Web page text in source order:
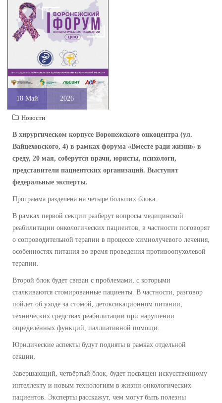
18 Май 2026
Новости
В хирургическом корпусе Воронежского онкоцентра (ул.
Вайцеховского, 4) в рамках форума «Вместе ради жизни» в
среду, 20 мая, соберутся врачи, юристы, психологи,
представители пациентских организаций. Выступят
федеральные эксперты.
Программа разделена на четыре больших блока.
В рамках первой секции разберут вопросы медицинской
реабилитации онкологических пациентов, в частности поговорят
о сопроводительной терапии в процессе химиолучевого лечения,
особенностях питания во время проведения противоопухолевой
терапии.
Второй блок будет связан с проблемами, с которыми
сталкиваются стомированные пациенты. В частности, разговор
пойдет об уходе за стомой, детоксикационном питании,
технических средствах реабилитации при нарушении
определённых функций, паллиативной помощи.
Юридические аспекты будут подняты в рамках отдельной
секции.
Завершающий, четвёртый блок, будет посвящен искусственному
интеллекту и новым технологиям в жизни онкологических
пациентов. Эксперты расскажут, чем могут быть полезны